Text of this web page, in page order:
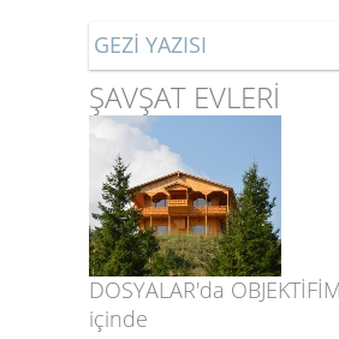
GEZİ YAZISI
ŞAVŞAT EVLERİ
DOSYALAR'da
içinde